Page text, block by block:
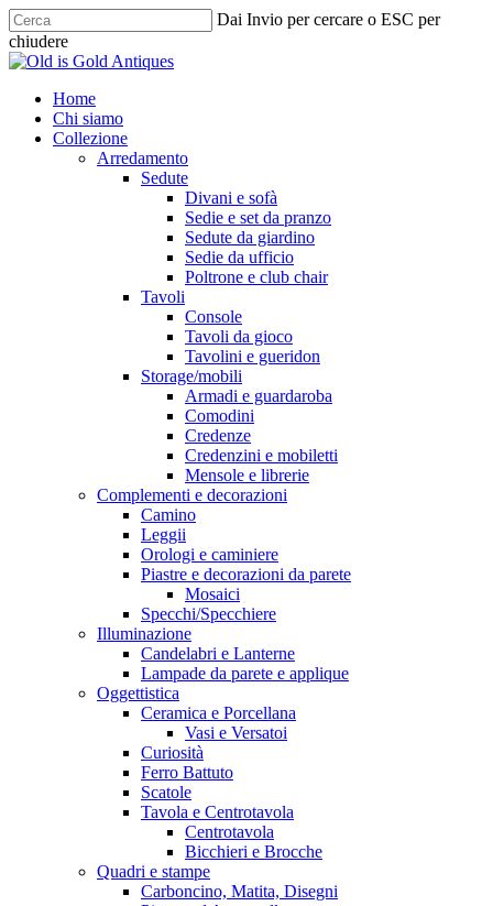
Skip
to
main
Dai Invio per cercare o ESC per
chiudere
Chiudi
cerca
Menu
Home
Chi siamo
Collezione
Arredamento
Sedute
Divani e sofà
Sedie e set da pranzo
Sedute da giardino
Sedie da ufficio
Poltrone e club chair
Tavoli
Console
Tavoli da gioco
Tavolini e gueridon
Storage/mobili
Armadi e guardaroba
Comodini
Credenze
Credenzini e mobiletti
Mensole e librerie
Complementi e decorazioni
Camino
Leggii
Orologi e caminiere
Piastre e decorazioni da parete
Mosaici
Specchi/Specchiere
Illuminazione
Candelabri e Lanterne
Lampade da parete e applique
Oggettistica
Ceramica e Porcellana
Vasi e Versatoi
Curiosità
Ferro Battuto
Scatole
Tavola e Centrotavola
Centrotavola
Bicchieri e Brocche
Quadri e stampe
Carboncino, Matita, Disegni